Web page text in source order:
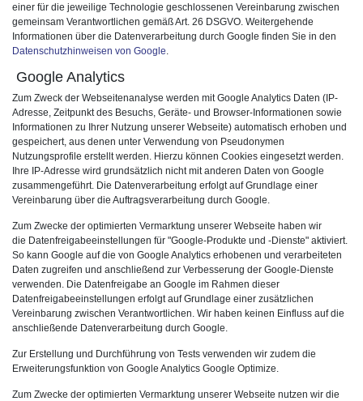
einer für die jeweilige Technologie geschlossenen Vereinbarung zwischen
gemeinsam Verantwortlichen gemäß Art. 26 DSGVO. Weitergehende
Informationen über die Datenverarbeitung durch Google finden Sie in den
Datenschutzhinweisen von Google.
Google Analytics
Zum Zweck der Webseitenanalyse werden mit Google Analytics Daten (IP-
Adresse, Zeitpunkt des Besuchs, Geräte- und Browser-Informationen sowie
Informationen zu Ihrer Nutzung unserer Webseite) automatisch erhoben und
gespeichert, aus denen unter Verwendung von Pseudonymen
Nutzungsprofile erstellt werden. Hierzu können Cookies eingesetzt werden.
Ihre IP-Adresse wird grundsätzlich nicht mit anderen Daten von Google
zusammengeführt. Die Datenverarbeitung erfolgt auf Grundlage einer
Vereinbarung über die Auftragsverarbeitung durch Google.
Zum Zwecke der optimierten Vermarktung unserer Webseite haben wir
die Datenfreigabeeinstellungen für "Google-Produkte und -Dienste" aktiviert.
So kann Google auf die von Google Analytics erhobenen und verarbeiteten
Daten zugreifen und anschließend zur Verbesserung der Google-Dienste
verwenden. Die Datenfreigabe an Google im Rahmen dieser
Datenfreigabeeinstellungen erfolgt auf Grundlage einer zusätzlichen
Vereinbarung zwischen Verantwortlichen. Wir haben keinen Einfluss auf die
anschließende Datenverarbeitung durch Google.
Zur Erstellung und Durchführung von Tests verwenden wir zudem die
Erweiterungsfunktion von Google Analytics Google Optimize.
Zum Zwecke der optimierten Vermarktung unserer Webseite nutzen wir die